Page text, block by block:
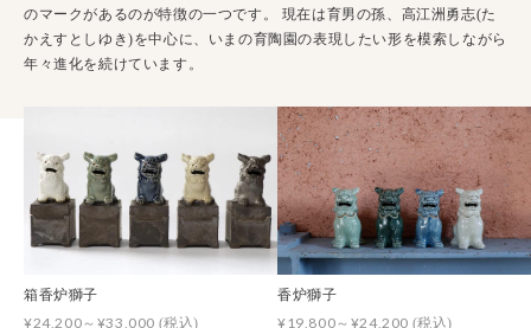
のマークがあるのが特徴の一つです。 現在は育男の孫、高江洲勇志(た
かえすとしゆき)を中心に、いまの育陶園の表現したい形を模索しながら
年々進化を続けています。
箱香炉獅子
¥24,200～¥33,000 (税込)
香炉獅子
¥19,800～¥24,200 (税込)